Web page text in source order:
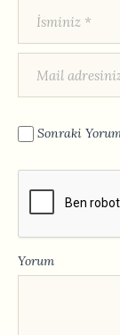
Sonraki
Yorum